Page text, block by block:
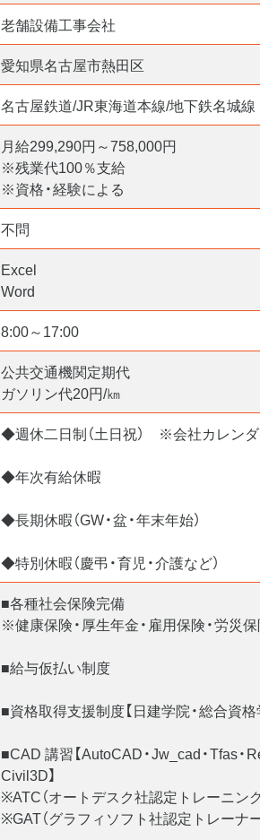
老舗設備工事会社
愛知県名古屋市熱田区
名古屋鉄道/JR東海道本線/地下鉄名城線
月給299,290円～758,000円
※残業代100％支給
※資格・経験による
不問
Excel
Word
8:00～17:00
公共交通機関定期代
ガソリン代20円/㎞
◆週休二日制（土日祝） ※会社カレン
◆年次有給休暇
◆長期休暇（GW・盆・年末年始）
◆特別休暇（慶弔・育児・介護など）
■各種社会保険完備
※健康保険・厚生年金・雇用保険・労災
■給与仮払い制度
■資格取得支援制度【日建学院・総合資格
■CAD 講習【AutoCAD・Jw_cad・Tfas・
Civil3D】
※ATC（オートデスク社認定トレーニン
※GAT（グラフィソフト社認定トレーナ